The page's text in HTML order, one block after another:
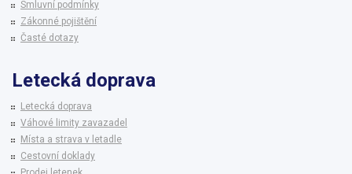
Smluvní podmínky
Zákonné pojištění
Časté dotazy
Letecká doprava
Letecká doprava
Váhové limity zavazadel
Místa a strava v letadle
Cestovní doklady